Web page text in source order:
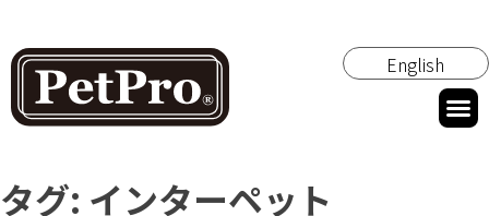
English
タグ: インターペット